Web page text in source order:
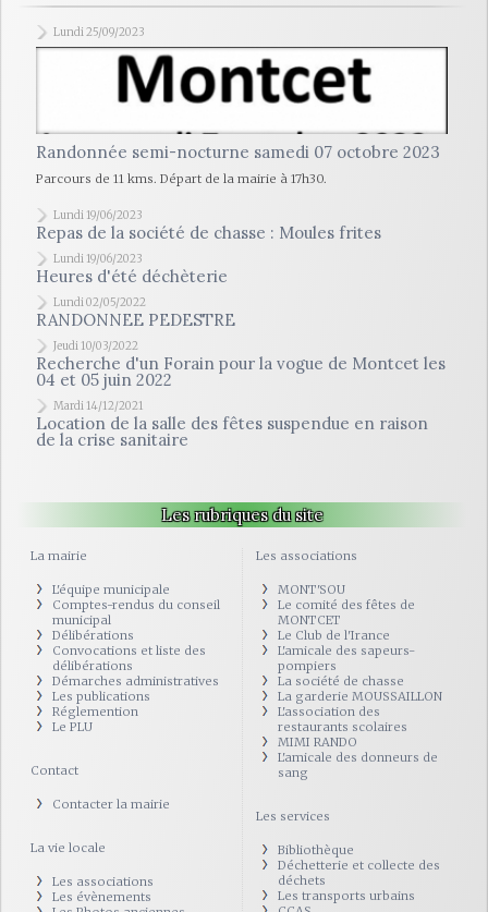
Lundi 25/09/2023
Randonnée semi-nocturne samedi 07 octobre 2023
Parcours de 11 kms. Départ de la mairie à 17h30.
Lundi 19/06/2023
Repas de la société de chasse : Moules frites
Lundi 19/06/2023
Heures d'été déchèterie
Lundi 02/05/2022
RANDONNEE PEDESTRE
Jeudi 10/03/2022
Recherche d'un Forain pour la vogue de Montcet les
04 et 05 juin 2022
Mardi 14/12/2021
Location de la salle des fêtes suspendue en raison
de la crise sanitaire
Les rubriques du site
La mairie
L'équipe municipale
Comptes-rendus du conseil
municipal
Délibérations
Convocations et liste des
délibérations
Démarches administratives
Les publications
Réglemention
Le PLU
Contact
Contacter la mairie
La vie locale
Les associations
Les évènements
Les associations
MONT'SOU
Le comité des fêtes de
MONTCET
Le Club de l'Irance
L'amicale des sapeurs-
pompiers
La société de chasse
La garderie MOUSSAILLON
L'association des
restaurants scolaires
MIMI RANDO
L'amicale des donneurs de
sang
Les services
Bibliothèque
Déchetterie et collecte des
déchets
Les transports urbains